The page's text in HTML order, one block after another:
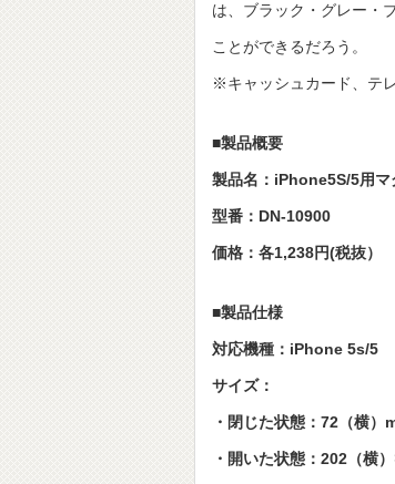
は、ブラック・グレー・
ことができるだろう。
※キャッシュカード、テ
■製品概要
製品名：iPhone5S/5用マ
型番：DN-10900
価格：各1,238円(税抜）
■製品仕様
対応機種：iPhone 5s/5
サイズ：
・閉じた状態：72（横
・開いた状態：202（横